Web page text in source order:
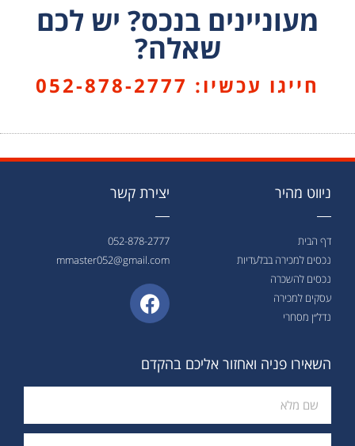
מעוניינים בנכס? יש לכם
שאלה?
חייגו עכשיו: 052-878-2777
ניווט מהיר
דף הבית
נכסים למכירה בבלעדיות
נכסים להשכרה
עסקים למכירה
נדל״ן מסחרי
יצירת קשר
052-878-2777
mmaster052@gmail.com
השאירו פניה ואחזור אליכם בהקדם